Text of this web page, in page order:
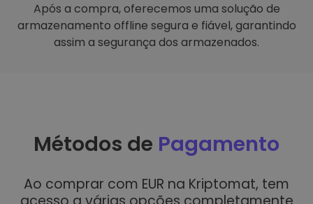
Após a compra, oferecemos uma solução de
armazenamento offline segura e fiável, garantindo
assim a segurança dos armazenados.
Métodos de Pagamento
Ao comprar com EUR na Kriptomat, tem